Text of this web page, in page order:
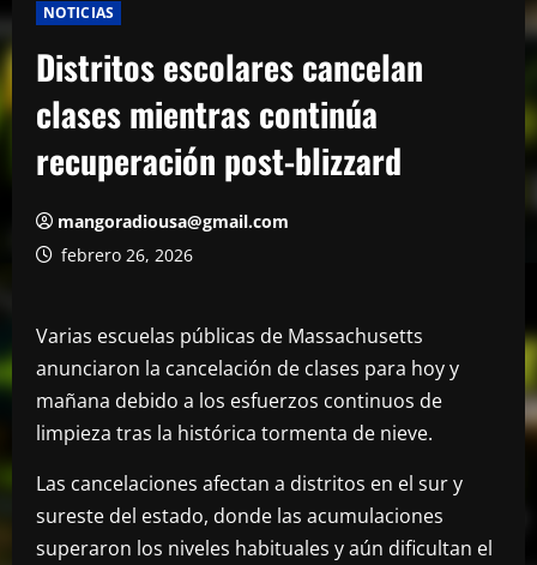
NOTICIAS
Distritos escolares cancelan
clases mientras continúa
recuperación post-blizzard
mangoradiousa@gmail.com
febrero 26, 2026
Varias escuelas públicas de Massachusetts
anunciaron la cancelación de clases para hoy y
mañana debido a los esfuerzos continuos de
limpieza tras la histórica tormenta de nieve.
Las cancelaciones afectan a distritos en el sur y
sureste del estado, donde las acumulaciones
superaron los niveles habituales y aún dificultan el